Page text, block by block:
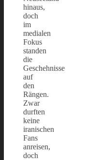
hinaus,
doch
im
medialen
Fokus
standen
die
Geschehnisse
auf
den
Rängen.
Zwar
durften
keine
iranischen
Fans
anreisen,
doch